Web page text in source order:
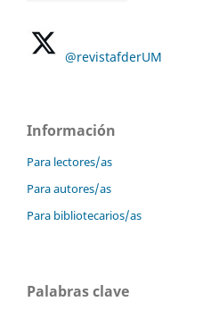
@revistafderUM
Información
Para lectores/as
Para autores/as
Para bibliotecarios/as
Palabras clave